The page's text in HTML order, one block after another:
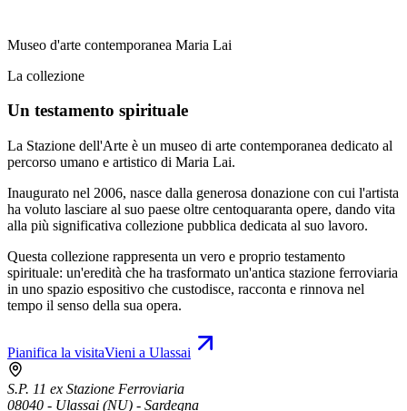
Museo d'arte contemporanea Maria Lai
La collezione
Un testamento spirituale
La Stazione dell'Arte è un museo di arte contemporanea dedicato al
percorso umano e artistico di Maria Lai.
Inaugurato nel 2006, nasce dalla generosa donazione con cui l'artista
ha voluto lasciare al suo paese oltre centoquaranta opere, dando vita
alla più significativa collezione pubblica dedicata al suo lavoro.
Questa collezione rappresenta un vero e proprio testamento
spirituale: un'eredità che ha trasformato un'antica stazione ferroviaria
in uno spazio espositivo che custodisce, racconta e rinnova nel
tempo il senso della sua opera.
Pianifica la visitaVieni a Ulassai
S.P. 11 ex Stazione Ferroviaria
08040 - Ulassai (NU) - Sardegna